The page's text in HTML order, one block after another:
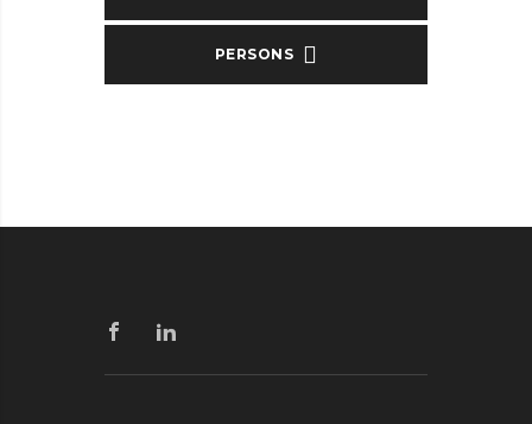
PERSONS